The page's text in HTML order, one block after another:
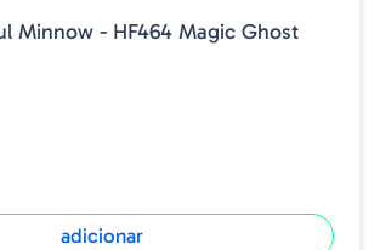
Minnow - HF464 Magic Ghost
adicionar